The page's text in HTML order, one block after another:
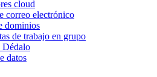
cloud
correo electrónico
dominios
de trabajo en grupo
Dédalo
datos